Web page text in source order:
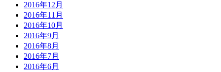
2016年12月
2016年11月
2016年10月
2016年9月
2016年8月
2016年7月
2016年6月